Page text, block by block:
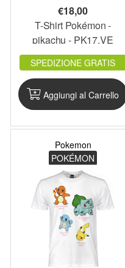
€18,00
T-Shirt Pokémon -
pikachu - PK17.VE
SPEDIZIONE GRATIS
Aggiungi al Carrello
Pokemon
POKÉMON